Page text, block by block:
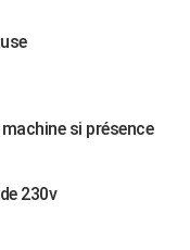
si présence
230v